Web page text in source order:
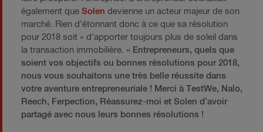
également que Solen devienne un acteur majeur de son
marché. Rien d’étonnant donc à ce que sa résolution
pour 2018 soit « d'apporter toujours plus de soleil dans
la transaction immobilière. » Entrepreneurs, quels que
soient vos objectifs ou bonnes résolutions pour 2018,
nous vous souhaitons une très belle réussite dans
votre aventure entrepreneuriale ! Merci à TestWe, Nalo,
Reech, Ferpection, Réassurez-moi et Solen d’avoir
partagé avec nous leurs bonnes résolutions !